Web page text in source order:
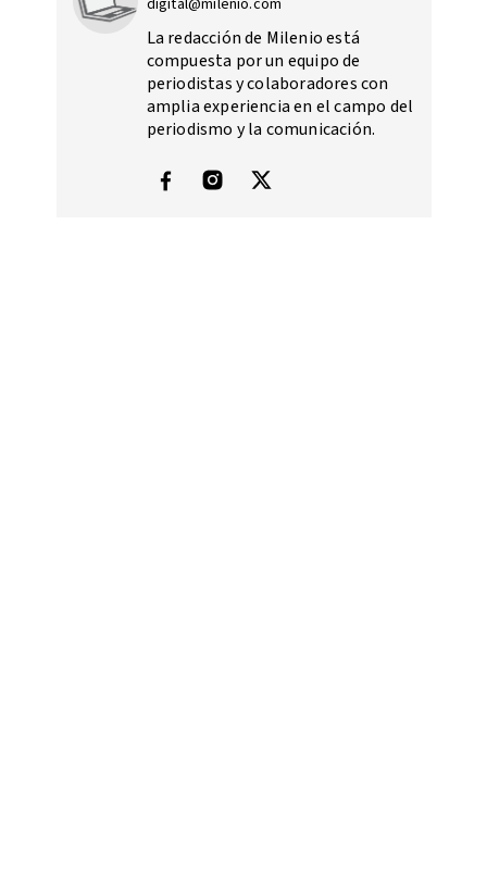
digital@milenio.com
La redacción de Milenio está
compuesta por un equipo de
periodistas y colaboradores con
amplia experiencia en el campo del
periodismo y la comunicación.